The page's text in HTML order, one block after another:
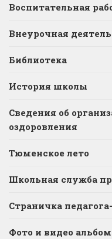
Воспитательная
Внеурочная
Библиотека
История школы
Сведения об
оздоровления
Тюменское лето
Школьная служба
Страничка
Фото и видео